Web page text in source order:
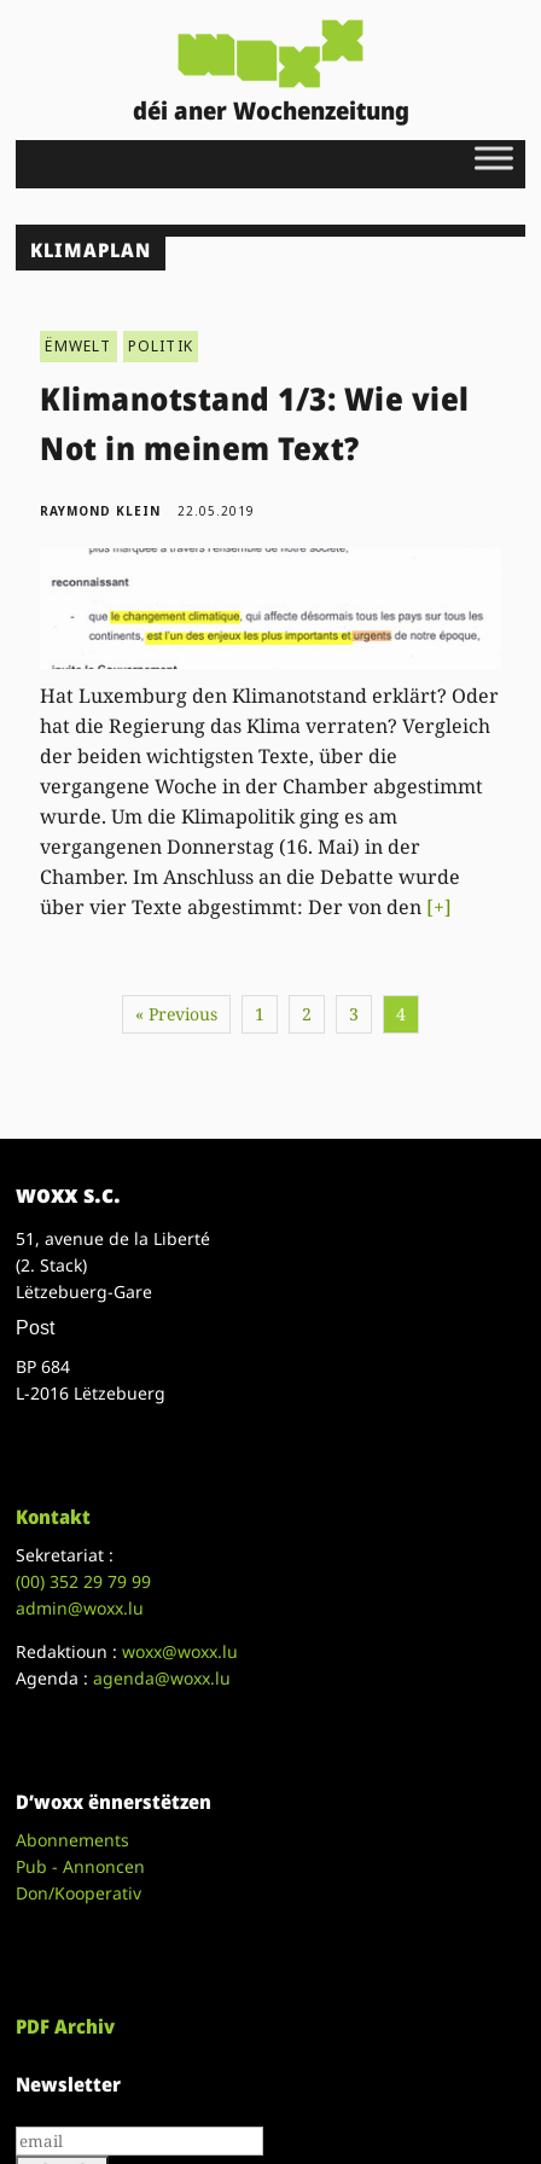
déi aner Wochenzeitung
KLIMAPLAN
ËMWELT POLITIK
Klimanotstand 1/3: Wie viel
Not in meinem Text?
RAYMOND KLEIN 22.05.2019
Hat Luxemburg den Klimanotstand erklärt? Oder
hat die Regierung das Klima verraten? Vergleich
der beiden wichtigsten Texte, über die
vergangene Woche in der Chamber abgestimmt
wurde. Um die Klimapolitik ging es am
vergangenen Donnerstag (16. Mai) in der
Chamber. Im Anschluss an die Debatte wurde
über vier Texte abgestimmt: Der von den [+]
« Previous 1 2 3 4
woxx s.c.
51, avenue de la Liberté
(2. Stack)
Lëtzebuerg-Gare
Post
BP 684
L-2016 Lëtzebuerg
Kontakt
Sekretariat :
(00)352 29 79 99
admin@woxx.lu
Redaktioun :woxx@woxx.lu
Agenda :agenda@woxx.lu
D’woxx ënnerstëtzen
Abonnements
Pub - Annoncen
Don/Kooperativ
PDF Archiv
Newsletter